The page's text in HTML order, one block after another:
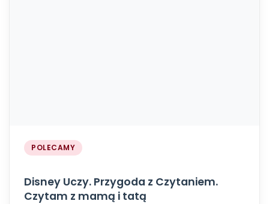
POLECAMY
Disney Uczy. Przygoda z Czytaniem.
Czytam z mamą i tatą